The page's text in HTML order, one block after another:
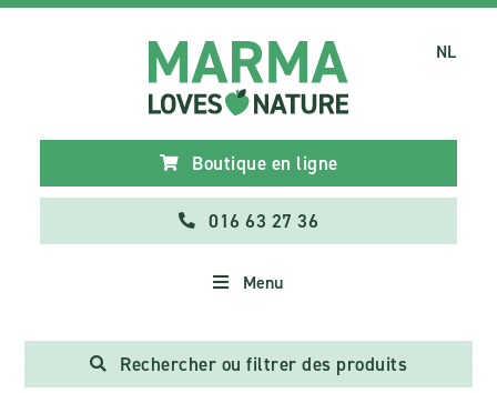
Boutique en ligne
016 63 27 36
Menu
NL
Rechercher ou filtrer des produits